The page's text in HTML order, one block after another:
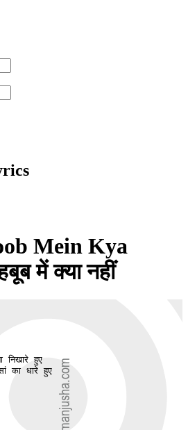
Mein Kya
में क्या नहीं
निखारे हुए
का धारे हुए